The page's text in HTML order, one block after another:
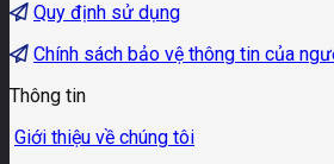
Quy định sử dụng
Chính sách bảo vệ thông tin của
Thông tin
Giới thiệu về chúng tôi